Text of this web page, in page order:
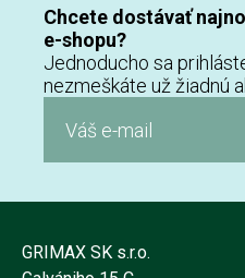
Chcete dostávať
e-shopu?
Jednoducho sa
nezmeškáte už žiadnú
GRIMAX SK s.r.o.